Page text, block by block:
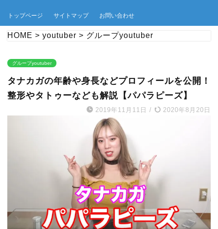
トップページ サイトマップ お問い合わせ
HOME > youtuber > グループyoutuber
グループyoutuber
タナカガの年齢や身長などプロフィールを公開！
整形やタトゥーなども解説【パパラピーズ】
2019年11月11日 / 2020年8月20日